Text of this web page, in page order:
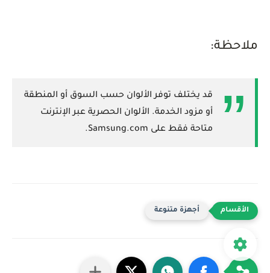
ملاحظة:
قد يختلف توفر الألوان حسب السوق أو المنطقة
أو مزود الخدمة. الألوان الحصرية عبر الإنترنت
متاحة فقط على Samsung.com.
أجهزة متنوعة